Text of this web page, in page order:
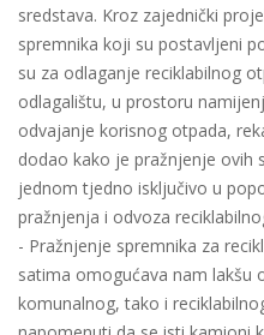
sredstava. Kroz zajednički
spremnika koji su postavljeni
su za odlaganje reciklabilnog
odlagalištu, u prostoru
odvajanje korisnog otpada,
dodao kako je pražnjenje ovih
jednom tjedno isključivo u
pražnjenja i odvoza
- Pražnjenje spremnika za
satima omogućava nam lakšu
komunalnog, tako i